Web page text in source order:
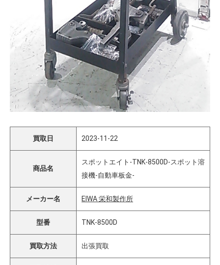
買取日 2023-11-22
商品名
スポットエイト-TNK-8500D-スポット溶
接機-自動車板金-
メーカー名 EIWA 栄和製作所
型番 TNK-8500D
買取方法 出張買取